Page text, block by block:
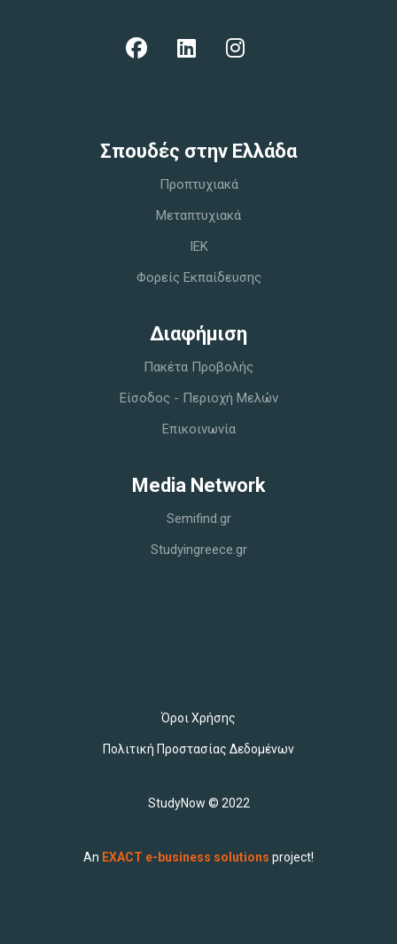
Σπoυδές στην Ελλάδα
Προπτυχιακά
Μεταπτυχιακά
IEK
Φορείς Εκπαίδευσης
Διαφήμιση
Πακέτα Προβολής
Είσοδος - Περιοχή Μελών
Επικοινωνία
Media Network
Semifind.gr
Studyingreece.gr
Όροι Χρήσης
Πολιτική Προστασίας Δεδομένων
StudyNow © 2022
An EXACT e-business solutions project!